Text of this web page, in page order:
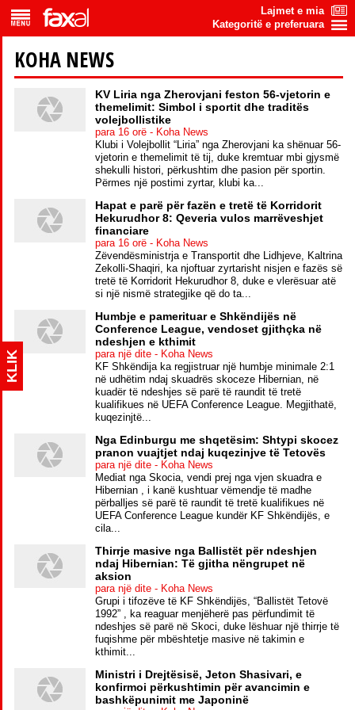
Lajmet e mia
Kategoritë e preferuara
KOHA NEWS
KV Liria nga Zherovjani feston 56-vjetorin e
themelimit: Simbol i sportit dhe traditës
volejbollistike
para 16 orë - Koha News
Klubi i Volejbollit “Liria” nga Zherovjani ka shënuar 56-
vjetorin e themelimit të tij, duke kremtuar mbi gjysmë
shekulli histori, përkushtim dhe pasion për sportin.
Përmes një postimi zyrtar, klubi ka...
Hapat e parë për fazën e tretë të Korridorit
Hekurudhor 8: Qeveria vulos marrëveshjet
financiare
para 16 orë - Koha News
Zëvendësministrja e Transportit dhe Lidhjeve, Kaltrina
Zekolli-Shaqiri, ka njoftuar zyrtarisht nisjen e fazës së
tretë të Korridorit Hekurudhor 8, duke e vlerësuar atë
si një nismë strategjike që do ta...
Humbje e pamerituar e Shkëndijës në
Conference League, vendoset gjithçka në
ndeshjen e kthimit
para një dite - Koha News
KF Shkëndija ka regjistruar një humbje minimale 2:1
në udhëtim ndaj skuadrës skoceze Hibernian, në
kuadër të ndeshjes së parë të raundit të tretë
kualifikues në UEFA Conference League. Megjithatë,
kuqezinjtë...
Nga Edinburgu me shqetësim: Shtypi skocez
pranon vuajtjet ndaj kuqezinjve të Tetovës
para një dite - Koha News
Mediat nga Skocia, vendi prej nga vjen skuadra e
Hibernian , i kanë kushtuar vëmendje të madhe
përballjes së parë të raundit të tretë kualifikues në
UEFA Conference League kundër KF Shkëndijës, e
cila...
Thirrje masive nga Ballistët për ndeshjen
ndaj Hibernian: Të gjitha nëngrupet në
aksion
para një dite - Koha News
Grupi i tifozëve të KF Shkëndijës, “Ballistët Tetovë
1992” , ka reaguar menjëherë pas përfundimit të
ndeshjes së parë në Skoci, duke lëshuar një thirrje të
fuqishme për mbështetje masive në takimin e
kthimit...
Ministri i Drejtësisë, Jeton Shasivari, e
konfirmoi përkushtimin për avancimin e
bashkëpunimit me Japoninë
KLIK